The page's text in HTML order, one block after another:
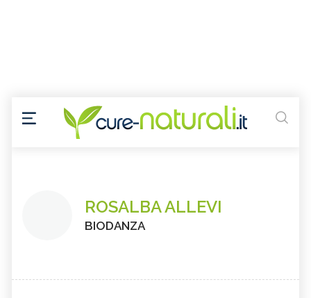
ROSALBA ALLEVI
BIODANZA